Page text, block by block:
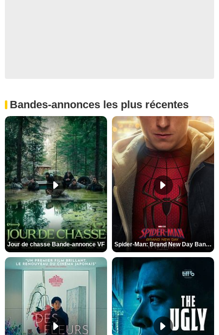
Bandes-annonces les plus récentes
Jour de chasse Bande-annonce VF Spider-Man: Brand New Day Bande-annonce (3) VO STFR